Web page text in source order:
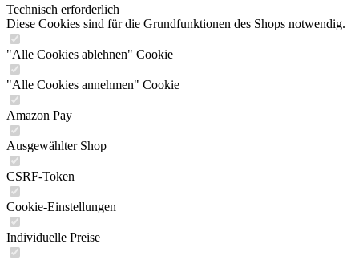
Technisch erforderlich
Diese Cookies sind für die Grundfunktionen des Shops notwendig.
"Alle Cookies ablehnen" Cookie
"Alle Cookies annehmen" Cookie
Amazon Pay
Ausgewählter Shop
CSRF-Token
Cookie-Einstellungen
Individuelle Preise